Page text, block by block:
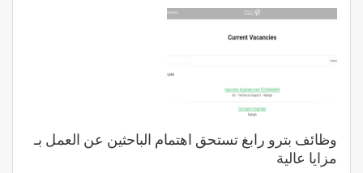
وظائف بترو رابغ تستحق اهتمام الباحثين عن العمل بـ
مزايا عالية